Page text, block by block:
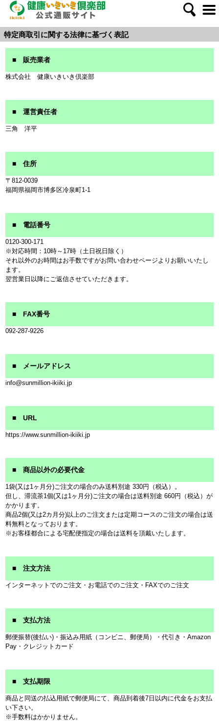
特定商取引に関する法律に基づく表記
■ 販売業者
株式会社 健康いきいき倶楽部
■ 運営責任者
三角 洋平
■ 住所
〒812-0039
福岡県福岡市博多区冷泉町1-1
■ 電話番号
0120-300-171
※対応時間：10時～17時（土日祝日除く）
それ以外のお時間はお手数ですがお問い合わせページよりお願いいたし
ます。
翌営業日以降にご返信させていただきます。
■ FAX番号
092-287-9226
■ メールアドレス
info@sunmillion-ikiiki.jp
■ URL
https://www.sunmillion-ikiiki.jp
■ 商品以外の必要代金
1袋(又は1ヶ月分)ご注文の場合のみ送料別途 330円（税込）。
但し、滞流茶1個(又は1ヶ月分)ご注文の場合は送料別途 660円（税込）が
かかります。
商品2個(又は2カ月分)以上のご注文または定期コースのご注文の場合は送
料無料となっております。
※お客様都合による宅配便指定の場合は送料を頂戴いたします。
■ 注文方法
インターネットでのご注文・お電話でのご注文・FAXでのご注文
■ 支払方法
郵便振替(後払い)・振込み用紙（コンビニ、郵便局）・代引き・Amazon
Pay・クレジットカード
■ 支払期限
商品と同送の払込用紙で郵便局にて、商品到着後7日以内に代金をお支払
い下さい。
※手数料はかかりません。